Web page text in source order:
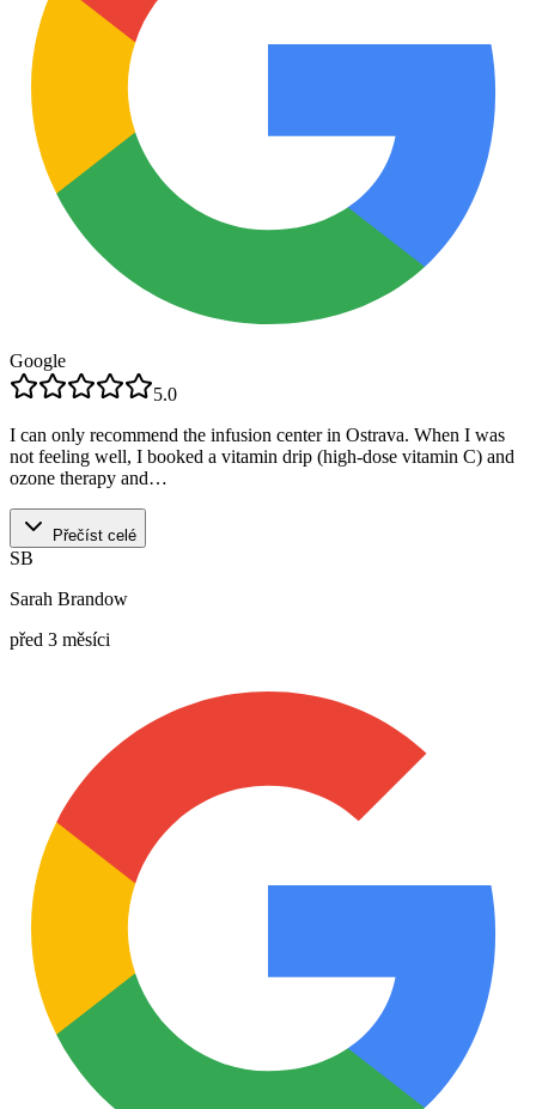
Google
5.0
I can only recommend the infusion center in Ostrava. When I was
not feeling well, I booked a vitamin drip (high-dose vitamin C) and
ozone therapy and…
Přečíst celé
SB
Sarah Brandow
před 3 měsíci